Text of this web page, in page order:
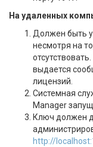
На удаленных
Должен быть
несмотря на
выдается
лицензий.
Системная
Manager
Ключ должен
http://